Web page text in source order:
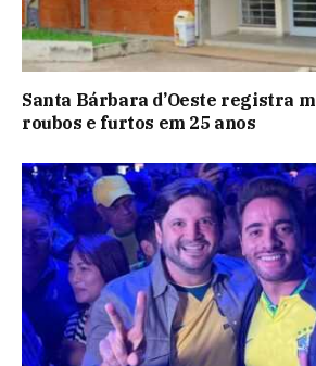
Santa Bárbara d’Oeste registra
roubos e furtos em 25 anos